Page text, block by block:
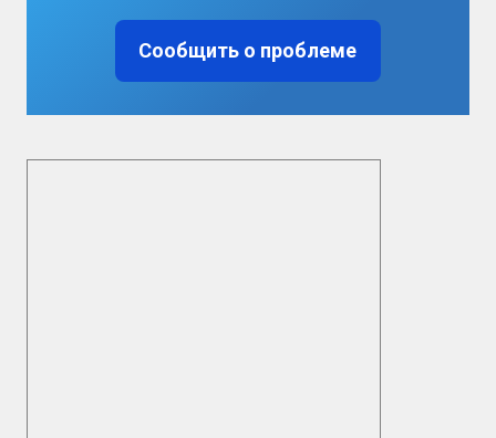
Сообщить о проблеме